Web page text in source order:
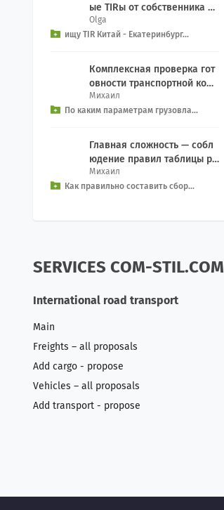
ые TIRы от собственника се
рвиса на Екатеринбург из к
итая, EXW We...
Olga
ищу TIR Китай - Екатеринбург...
Комплексная проверка гот
овности транспортной комп
ании включает контрольны
й чек-лист: Прове...
Михаил
По каким параметрам грузовла...
Главная сложность — собл
юдение правил таблицы ра
зделения (Segregation): За
прет на совместн...
Михаил
Как правильно составить сбор...
SERVICES COM-STIL.COM
International road transport
Main
Freights – all proposals
Add cargo - propose
Vehicles – all proposals
Add transport - propose